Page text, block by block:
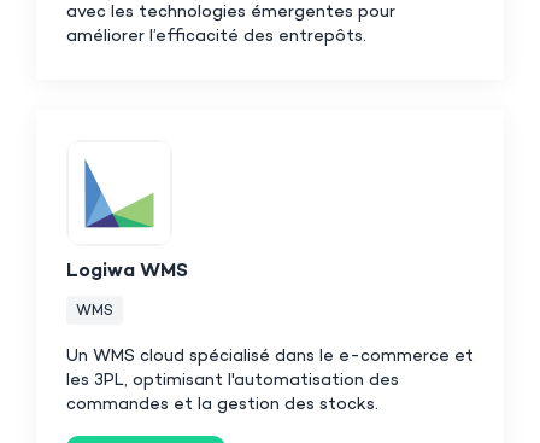
avec les technologies émergentes pour
améliorer l’efficacité des entrepôts.
Logiwa WMS
WMS
Un WMS cloud spécialisé dans le e-commerce et
les 3PL, optimisant l'automatisation des
commandes et la gestion des stocks.